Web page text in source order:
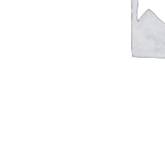
Халаты